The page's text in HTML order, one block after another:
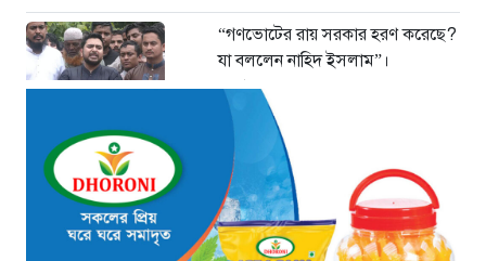
“গণভোটের রায় সরকার হরণ করেছে?
যা বললেন নাহিদ ইসলাম”।
১৮ ঘণ্টা আগে
শেখ হাসিনা গণতন্ত্রের নাম করে
প্রতিষ্ঠানগুলো ধ্বংস করেছেন: মির্জা
ফখরুল
২০ ঘণ্টা আগে
থাইল্যান্ডে ভয়াবহ বন্দুক হামলা: দাদা-